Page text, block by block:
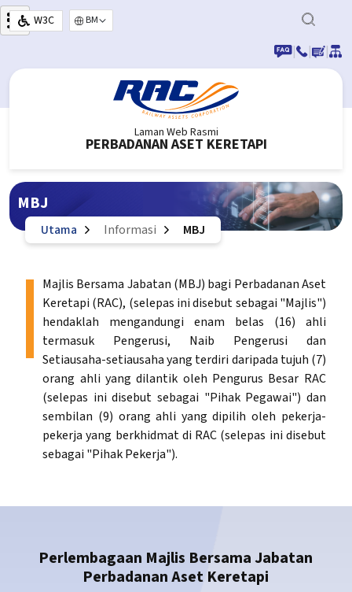
Langkau ke kandungan utama
W3C
Select your language
|
| |
Laman Web Rasmi
PERBADANAN ASET KERETAPI
MBJ
Utama Informasi MBJ
Majlis Bersama Jabatan (MBJ) bagi Perbadanan Aset
Keretapi (RAC), (selepas ini disebut sebagai "Majlis")
hendaklah mengandungi enam belas (16) ahli
termasuk Pengerusi, Naib Pengerusi dan
Setiausaha-setiausaha yang terdiri daripada tujuh (7)
orang ahli yang dilantik oleh Pengurus Besar RAC
(selepas ini disebut sebagai "Pihak Pegawai") dan
sembilan (9) orang ahli yang dipilih oleh pekerja-
pekerja yang berkhidmat di RAC (selepas ini disebut
sebagai "Pihak Pekerja").
Perlembagaan Majlis Bersama Jabatan
Perbadanan Aset Keretapi